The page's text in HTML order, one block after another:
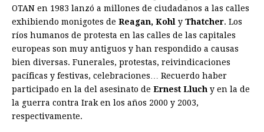
OTAN en 1983 lanzó a millones de ciudadanos a las calles
exhibiendo monigotes de Reagan, Kohl y Thatcher. Los
ríos humanos de protesta en las calles de las capitales
europeas son muy antiguos y han respon­dido a causas
bien diversas. Funerales, protestas, reivindicaciones
pacíficas y festivas, celebraciones… Recuerdo haber
participado en la del asesinato de Ernest Lluch y en la de
la guerra contra Irak en los años 2000 y 2003,
respectivamente.